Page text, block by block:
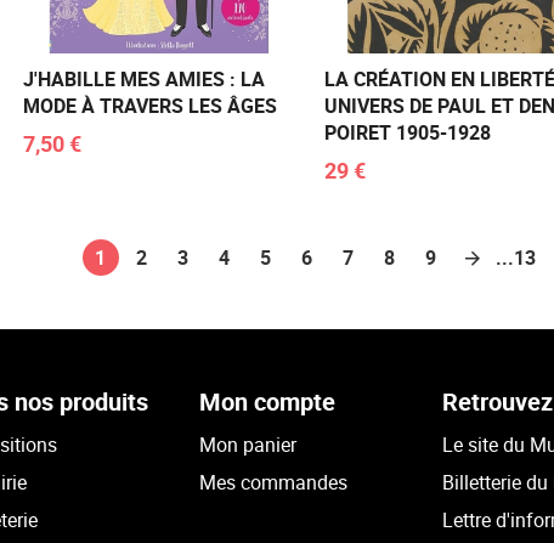
J'HABILLE MES AMIES : LA
MODE À TRAVERS LES ÂGES
7,50 €
LA CRÉATION EN
UNIVERS DE PAUL ET
POIRET 1905-1928
29 €
1 2 3 4 5 6 7 8 9 ...13
nos produits Mon compte
Mon panier
Mes commandes
Le site du
Billetterie du
Lettre